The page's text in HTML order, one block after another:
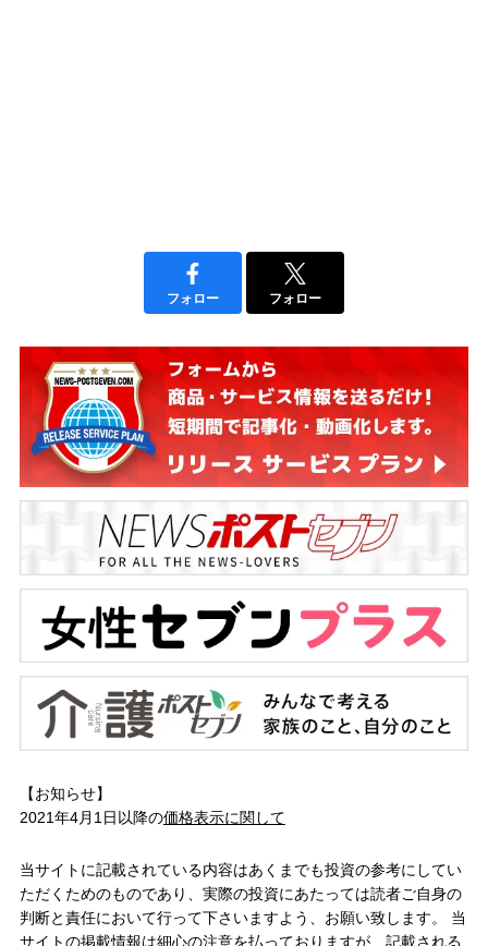
フォロー フォロー
【お知らせ】
2021年4月1日以降の価格表示に関して
当サイトに記載されている内容はあくまでも投資の参考にしてい
ただくためのものであり、実際の投資にあたっては読者ご自身の
判断と責任において行って下さいますよう、お願い致します。 当
サイトの掲載情報は細心の注意を払っておりますが、記載される